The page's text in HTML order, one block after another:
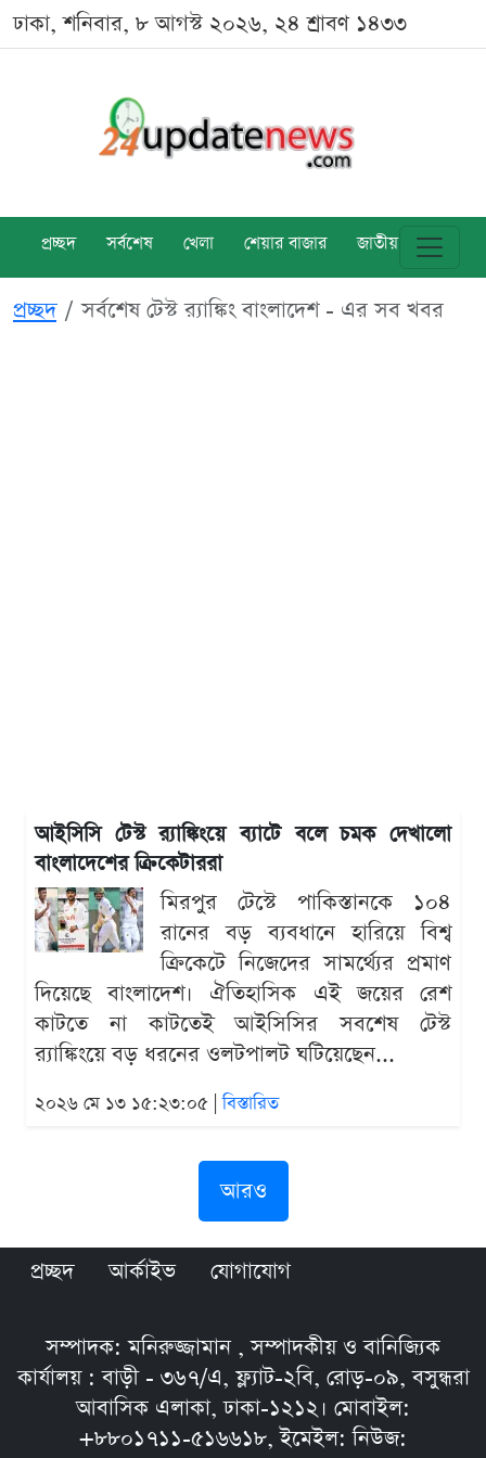
ঢাকা, শনিবার, ৮ আগস্ট ২০২৬, ২৪ শ্রাবণ ১৪৩৩
প্রচ্ছদ সর্বশেষ খেলা শেয়ার বাজার জাতীয় বিশ্ব
প্রচ্ছদ সর্বশেষ টেস্ট র‍্যাঙ্কিং বাংলাদেশ - এর সব খবর
আইসিসি টেস্ট র‍্যাঙ্কিংয়ে ব্যাটে বলে চমক দেখালো
বাংলাদেশের ক্রিকেটাররা
মিরপুর টেস্টে পাকিস্তানকে ১০৪
রানের বড় ব্যবধানে হারিয়ে বিশ্ব
ক্রিকেটে নিজেদের সামর্থ্যের প্রমাণ
দিয়েছে বাংলাদেশ। ঐতিহাসিক এই জয়ের রেশ
কাটতে না কাটতেই আইসিসির সবশেষ টেস্ট
র‍্যাঙ্কিংয়ে বড় ধরনের ওলটপালট ঘটিয়েছেন...
২০২৬ মে ১৩ ১৫:২৩:০৫ |বিস্তারিত
আরও
প্রচ্ছদ আর্কাইভ যোগাযোগ
সম্পাদক: মনিরুজ্জামান , সম্পাদকীয় ও বানিজ্যিক
কার্যালয় : বাড়ী - ৩৬৭/এ, ফ্ল্যাট-২বি, রোড়-০৯, বসুন্ধরা
আবাসিক এলাকা, ঢাকা-১২১২। মোবাইল:
+৮৮০১৭১১-৫১৬৬১৮, ইমেইল: নিউজ: